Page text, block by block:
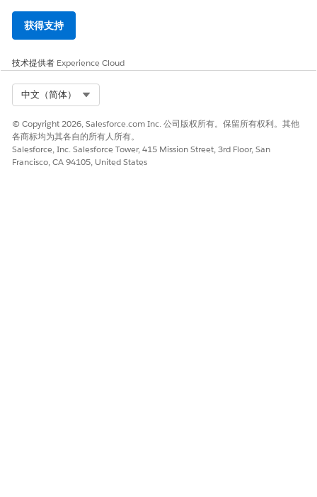
获得支持
技术提供者 Experience Cloud
中文（简体）
© Copyright 2026, Salesforce.com Inc. 公司版权所有。保留所有权利。其他
各商标均为其各自的所有人所有。
Salesforce, Inc. Salesforce Tower, 415 Mission Street, 3rd Floor, San
Francisco, CA 94105, United States